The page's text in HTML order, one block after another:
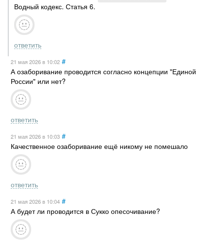
Водный кодекс. Статья 6.
ответить
21 мая 2026в 10:02 #
А озаборивание проводится согласно концепции "Единой
России" или нет?
ответить
21 мая 2026в 10:03 #
Качественное озаборивание ещё никому не помешало
ответить
21 мая 2026в 10:04 #
А будет ли проводится в Сукко опесочивание?